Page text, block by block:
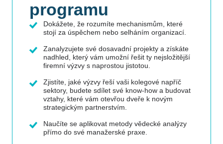
programu
Dokážete, že rozumíte mechanismům, které
stojí za úspěchem nebo selháním organizací.
Zanalyzujete své dosavadní projekty a získáte
nadhled, který vám umožní řešit ty nejsložitější
firemní výzvy s naprostou jistotou.
Zjistíte, jaké výzvy řeší vaši kolegové napříč
sektory, budete sdílet své know-how a budovat
vztahy, které vám otevřou dveře k novým
strategickým partnerstvím.
Naučíte se aplikovat metody vědecké analýzy
přímo do své manažerské praxe.